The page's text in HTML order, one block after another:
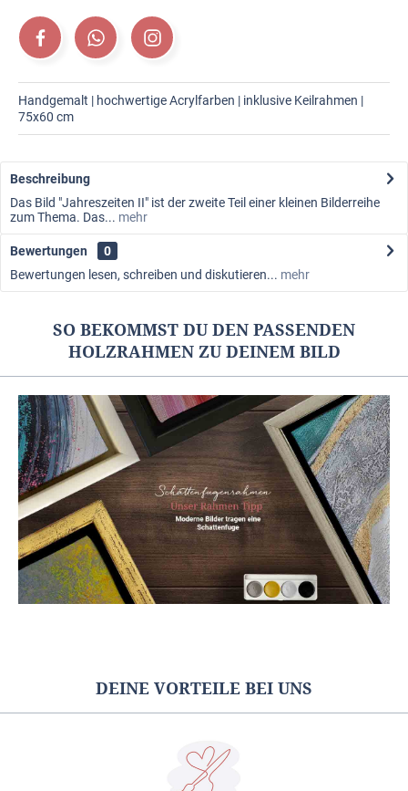
Handgemalt | hochwertige Acrylfarben | inklusive Keilrahmen |
75x60 cm
Beschreibung
Das Bild "Jahreszeiten II" ist der zweite Teil einer kleinen Bilderreihe
zum Thema. Das... mehr
Bewertungen
0
Bewertungen lesen, schreiben und diskutieren... mehr
SO BEKOMMST DU DEN PASSENDEN
HOLZRAHMEN ZU DEINEM BILD
DEINE VORTEILE BEI UNS